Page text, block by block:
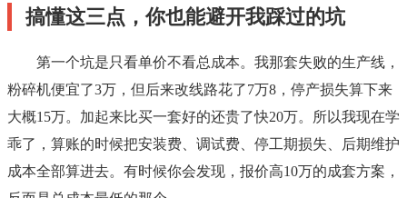
搞懂这三点，你也能避开我踩过的坑
第一个坑是只看单价不看总成本。我那套失败的生产线，
粉碎机便宜了3万，但后来改线路花了7万8，停产损失算下来
大概15万。加起来比买一套好的还贵了快20万。所以我现在学
乖了，算账的时候把安装费、调试费、停工期损失、后期维护
成本全部算进去。有时候你会发现，报价高10万的成套方案，